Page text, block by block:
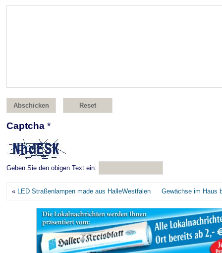
Captcha *
Geben Sie den obigen Text ein:
« LED Straßenlampen made aus HalleWestfalen Gewächse im Haus